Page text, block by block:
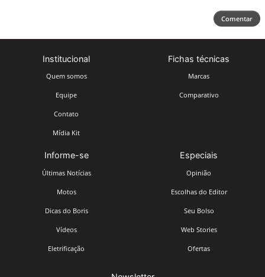
Comentar
Institucional
Quem somos
Equipe
Contato
Mídia Kit
Fichas técnicas
Marcas
Comparativo
Informe-se
Últimas Notícias
Motos
Dicas do Boris
Vídeos
Eletrificação
Especiais
Opinião
Escolhas do Editor
Seu Bolso
Web Stories
Ofertas